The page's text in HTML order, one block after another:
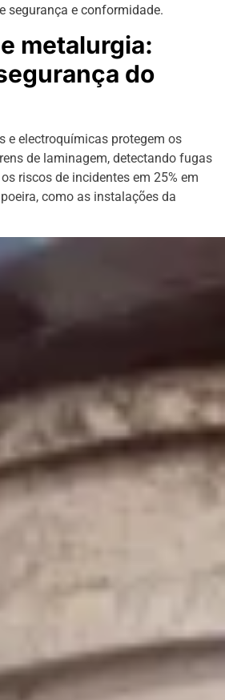
segurança e conformidade.
metalurgia:
do
e electroquímicas protegem os
de laminagem, detectando fugas
riscos de incidentes em 25% em
como as instalações da